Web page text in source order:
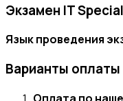
Экзамен IT
Язык проведения
Варианты оплаты